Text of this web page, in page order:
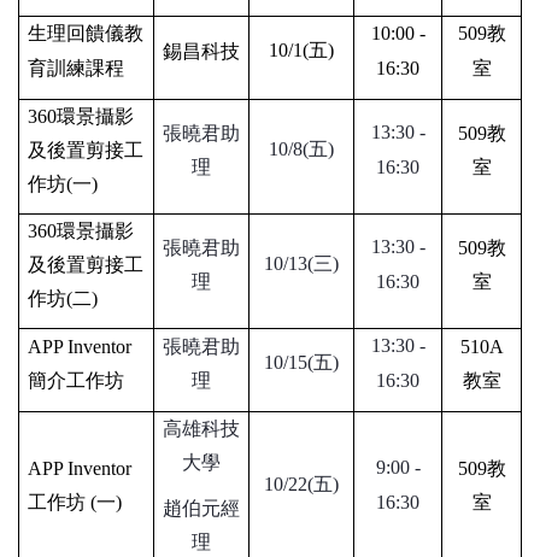
生理回饋儀教
育訓練課程
錫昌科技 10/1(五)
10:00 -
16:30
509教
室
360環景攝影
及後置剪接工
作坊(一)
張曉君助
理
10/8(五)
13:30 -
16:30
509教
室
360環景攝影
及後置剪接工
作坊(二)
張曉君助
理
10/13(三)
13:30 -
16:30
509教
室
APP Inventor
簡介工作坊
張曉君助
理
10/15(五)
13:30 -
16:30
510A
教室
APP Inventor
工作坊 (一)
高雄科技
大學
趙伯元經
理
10/22(五)
9:00 -
16:30
509教
室